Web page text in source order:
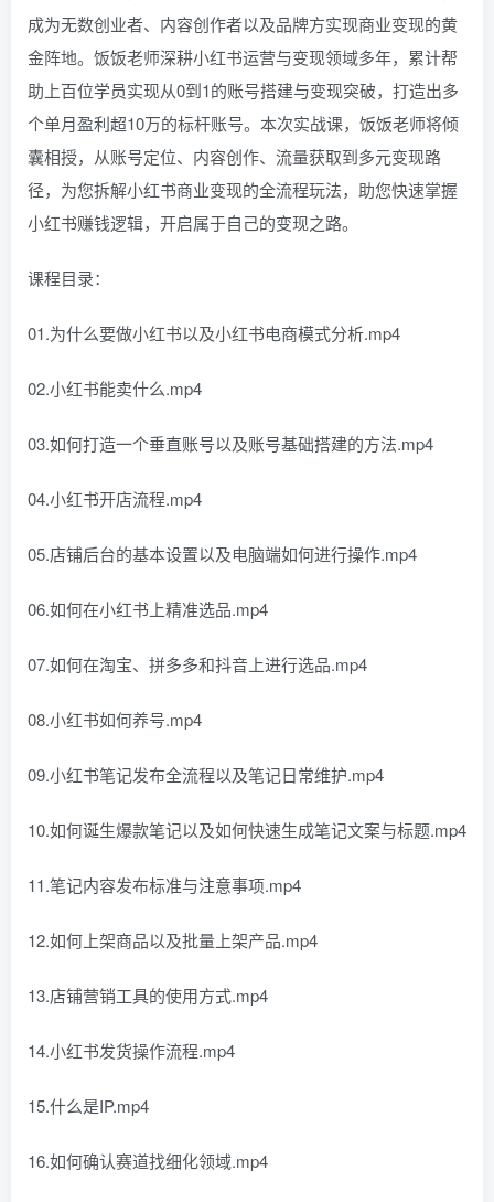
成为无数创业者、内容创作者以及品牌方实现商业变现的黄
金阵地。饭饭老师深耕小红书运营与变现领域多年，累计帮
助上百位学员实现从0到1的账号搭建与变现突破，打造出多
个单月盈利超10万的标杆账号。本次实战课，饭饭老师将倾
囊相授，从账号定位、内容创作、流量获取到多元变现路
径，为您拆解小红书商业变现的全流程玩法，助您快速掌握
小红书赚钱逻辑，开启属于自己的变现之路。
课程目录：
01.为什么要做小红书以及小红书电商模式分析.mp4
02.小红书能卖什么.mp4
03.如何打造一个垂直账号以及账号基础搭建的方法.mp4
04.小红书开店流程.mp4
05.店铺后台的基本设置以及电脑端如何进行操作.mp4
06.如何在小红书上精准选品.mp4
07.如何在淘宝、拼多多和抖音上进行选品.mp4
08.小红书如何养号.mp4
09.小红书笔记发布全流程以及笔记日常维护.mp4
10.如何诞生爆款笔记以及如何快速生成笔记文案与标题.mp4
11.笔记内容发布标准与注意事项.mp4
12.如何上架商品以及批量上架产品.mp4
13.店铺营销工具的使用方式.mp4
14.小红书发货操作流程.mp4
15.什么是IP.mp4
16.如何确认赛道找细化领域.mp4